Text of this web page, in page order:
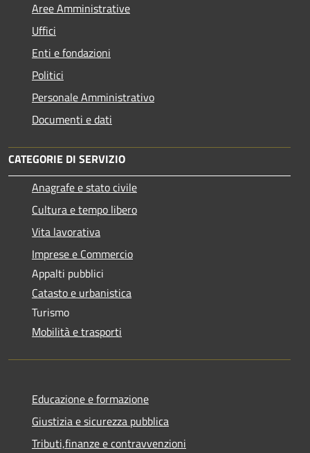
Aree Amministrative
Uffici
Enti e fondazioni
Politici
Personale Amministrativo
Documenti e dati
CATEGORIE DI SERVIZIO
Anagrafe e stato civile
Cultura e tempo libero
Vita lavorativa
Imprese e Commercio
Appalti pubblici
Catasto e urbanistica
Turismo
Mobilità e trasporti
Educazione e formazione
Giustizia e sicurezza pubblica
Tributi,finanze e contravvenzioni